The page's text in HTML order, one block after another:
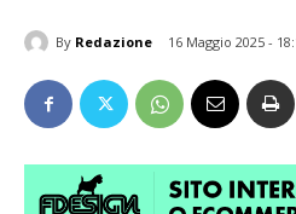
By Redazione 16 Maggio 2025 -